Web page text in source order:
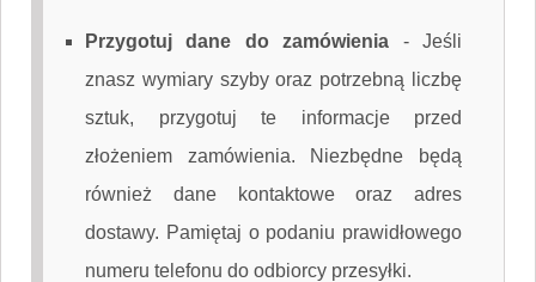
Przygotuj dane do zamówienia -Jeśli
znasz wymiary szyby oraz potrzebną liczbę
sztuk, przygotuj te informacje przed
złożeniem zamówienia. Niezbędne będą
również dane kontaktowe oraz adres
dostawy. Pamiętaj o podaniu prawidłowego
numeru telefonu do odbiorcy przesyłki.